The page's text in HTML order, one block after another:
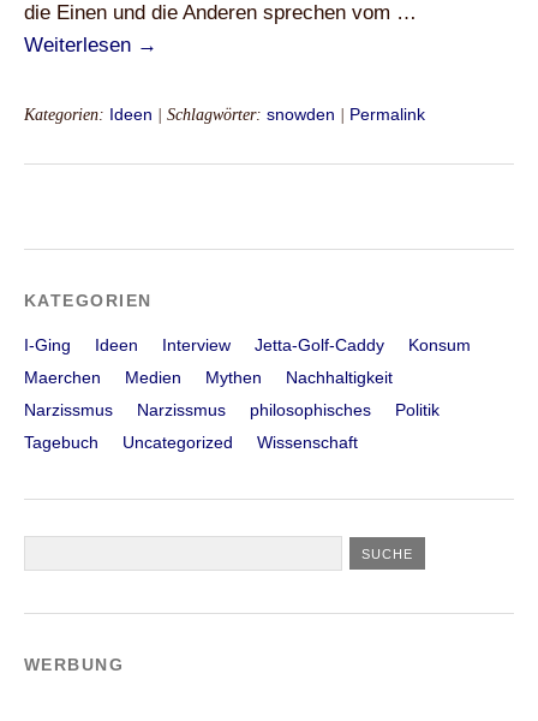
die Einen und die Anderen sprechen vom …
Weiterlesen →
Kategorien: Ideen | Schlagwörter: snowden Permalink
KATEGORIEN
I-Ging Ideen Interview Jetta-Golf-Caddy
Konsum
Maerchen
Medien Mythen
Nachhaltigkeit
Narzissmus
Narzissmus philosophisches
Politik
Tagebuch
Uncategorized Wissenschaft
WERBUNG